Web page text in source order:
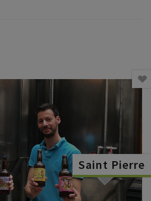
Saint Pierre